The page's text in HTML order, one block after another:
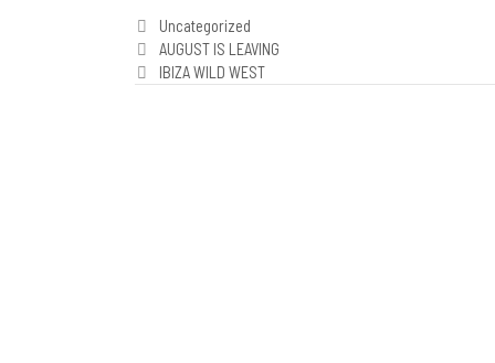
Categories
Uncategorized
Post
navigation
AUGUST IS LEAVING
IBIZA WILD WEST